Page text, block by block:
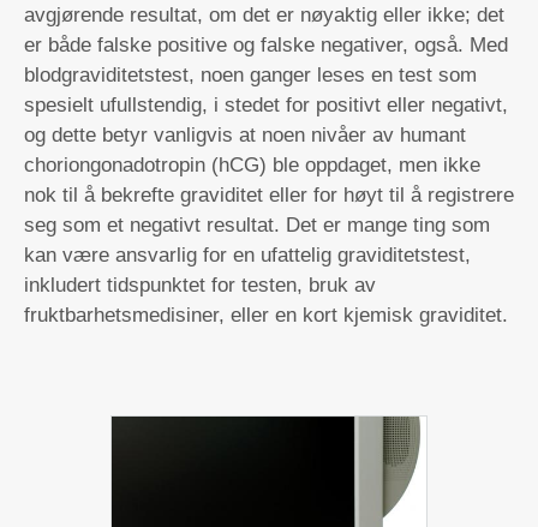
avgjørende resultat, om det er nøyaktig eller ikke; det
er både falske positive og falske negativer, også. Med
blodgraviditetstest, noen ganger leses en test som
spesielt ufullstendig, i stedet for positivt eller negativt,
og dette betyr vanligvis at noen nivåer av humant
choriongonadotropin (hCG) ble oppdaget, men ikke
nok til å bekrefte graviditet eller for høyt til å registrere
seg som et negativt resultat. Det er mange ting som
kan være ansvarlig for en ufattelig graviditetstest,
inkludert tidspunktet for testen, bruk av
fruktbarhetsmedisiner, eller en kort kjemisk graviditet.